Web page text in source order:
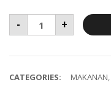
- +
CATEGORIES: MAKANAN,